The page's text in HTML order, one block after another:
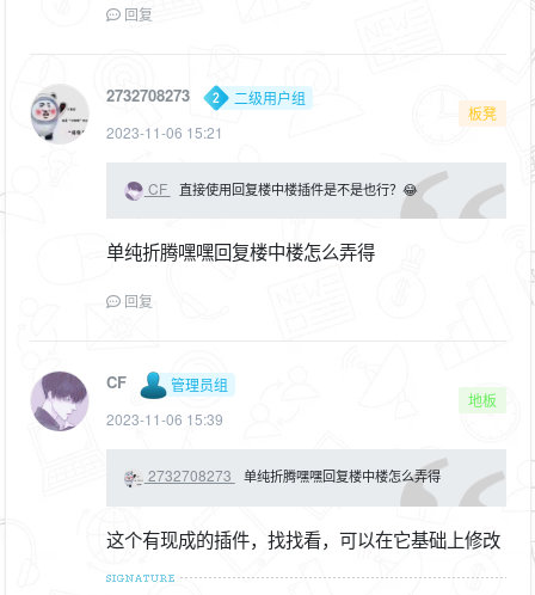
回复
2732708273
二级用户组
2023-11-06 15:21
板凳
CF 直接使用回复楼中楼插件是不是也行？😂
单纯折腾嘿嘿回复楼中楼怎么弄得
回复
CF
管理员组
2023-11-06 15:39
地板
2732708273 单纯折腾嘿嘿回复楼中楼怎么弄得
这个有现成的插件，找找看，可以在它基础上修改